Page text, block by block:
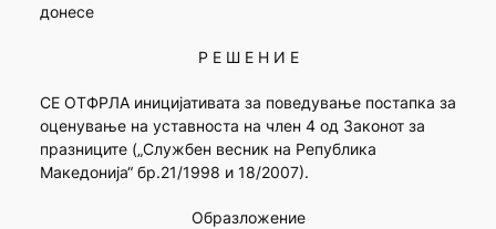
донесе
Р Е Ш Е Н И Е
СЕ ОТФРЛА иницијативата за поведување постапка за
оценување на уставноста на член 4 од Законот за
празниците („Службен весник на Република
Македонија“ бр.21/1998 и 18/2007).
Образложение